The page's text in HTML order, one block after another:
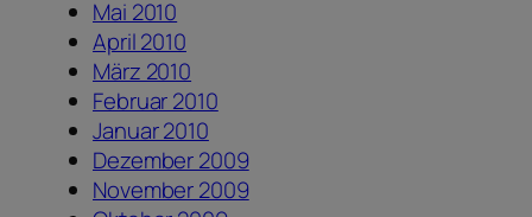
Mai 2010
April 2010
März 2010
Februar 2010
Januar 2010
Dezember 2009
November 2009